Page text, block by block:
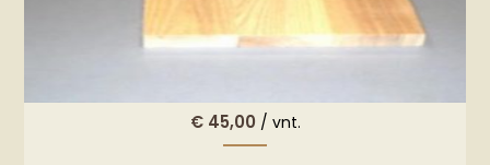
€45,00 / vnt.